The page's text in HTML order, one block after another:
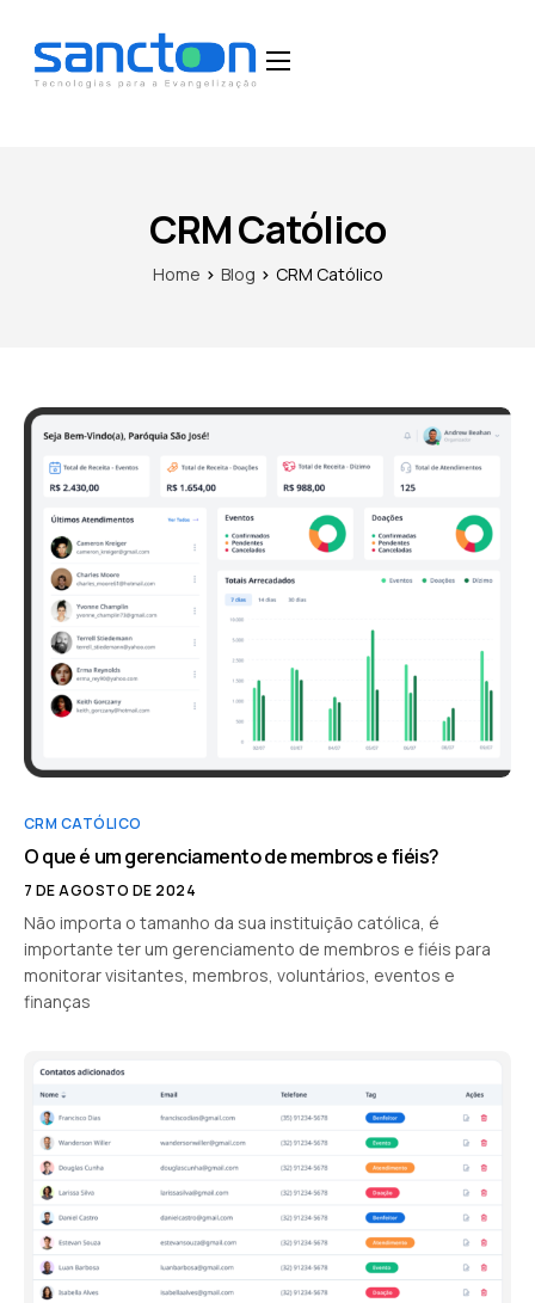
DepoimentosCRM Católico
Home Blog CRM Católico
CRM CATÓLICO
O que é um gerenciamento de membros e fiéis?
7 DE AGOSTO DE 2024
Não importa o tamanho da sua instituição católica, é
importante ter um gerenciamento de membros e fiéis para
monitorar visitantes, membros, voluntários, eventos e
finanças